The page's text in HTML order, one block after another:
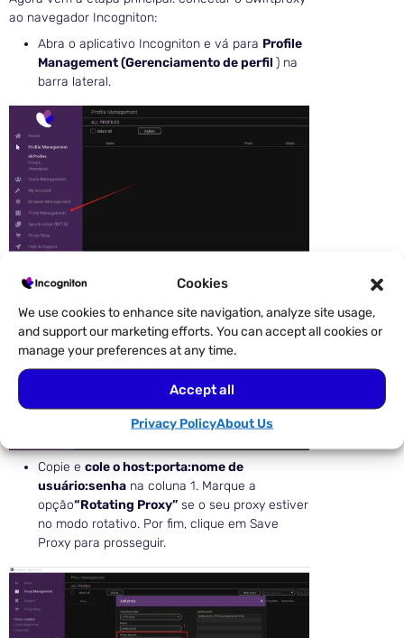
Cookies
We use cookies to enhance site navigation, analyze site usage,
and support our marketing efforts. You can accept all cookies or
manage your preferences at any time.
Accept all
Privacy PolicyAbout Us
ao navegador Incogniton:
Abra o aplicativo Incogniton e vá para Profile
Management (Gerenciamento de perfil ) na
barra lateral.
canto superior direito.
Copie e cole o host:porta:nome de
usuário:senha na coluna 1. Marque a
opção“Rotating Proxy” se o seu proxy estiver
no modo rotativo. Por fim, clique em Save
Proxy para prosseguir.